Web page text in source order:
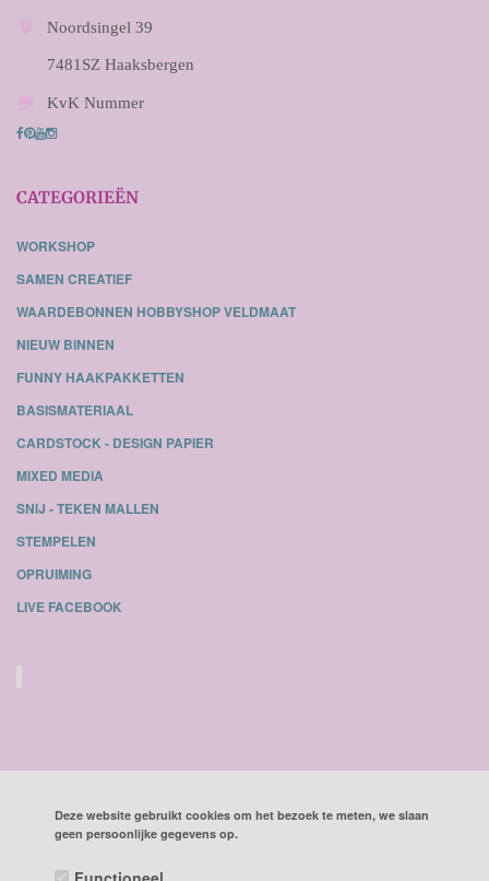
Noordsingel 39
7481SZ Haaksbergen
KvK Nummer
CATEGORIEËN
WORKSHOP
SAMEN CREATIEF
WAARDEBONNEN HOBBYSHOP VELDMAAT
NIEUW BINNEN
FUNNY HAAKPAKKETTEN
BASISMATERIAAL
CARDSTOCK - DESIGN PAPIER
MIXED MEDIA
SNIJ - TEKEN MALLEN
STEMPELEN
OPRUIMING
LIVE FACEBOOK
Deze website gebruikt cookies om het bezoek te meten, we slaan
geen persoonlijke gegevens op.